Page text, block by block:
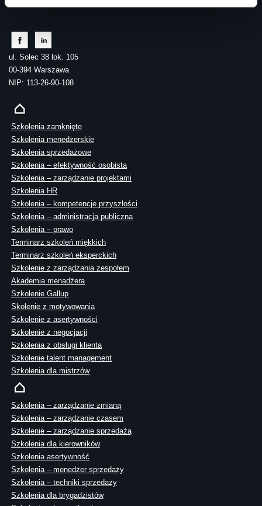
ul. Solec 38 lok. 105
00-394 Warszawa
NIP: 113-26-90-108
Szkolenia zamknięte
Szkolenia menedżerskie
Szkolenia sprzedażowe
Szkolenia – efektywność osobista
Szkolenia – zarządzanie projektami
Szkolenia HR
Szkolenia – kompetencje przyszłości
Szkolenia – administracja publiczna
Szkolenia – prawo
Terminarz szkoleń miękkich
Terminarz szkoleń eksperckich
Szkolenie z zarządzania zespołem
Akademia menadżera
Szkolenie Gallup
Skolenie z motywowania
Szkolenie z asertywności
Szkolenie z negocjacji
Szkolenia z obsługi klienta
Szkolenie talent management
Szkolenia dla mistrzów
Szkolenia – zarządzanie zmianą
Szkolenia – zarządzanie czasem
Szkolenie – zarządzanie sprzedażą
Szkolenia dla kierowników
Szkolenia asertywność
Szkolenia – menedżer sprzedaży
Szkolenia – techniki sprzedaży
Szkolenia dla brygadzistów